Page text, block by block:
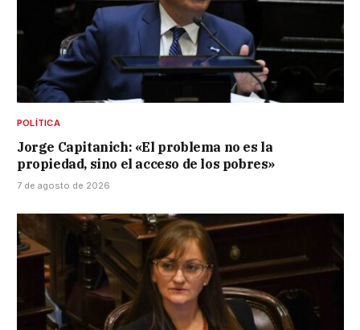
POLÍTICA
Jorge Capitanich: «El problema no es la
propiedad, sino el acceso de los pobres»
7 de agosto de 2026